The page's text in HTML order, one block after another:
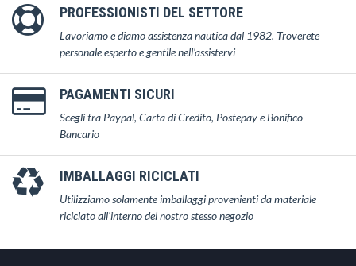
PROFESSIONISTI DEL SETTORE
Lavoriamo e diamo assistenza nautica dal 1982. Troverete
personale esperto e gentile nell'assistervi
PAGAMENTI SICURI
Scegli tra Paypal, Carta di Credito, Postepay e Bonifico
Bancario
IMBALLAGGI RICICLATI
Utilizziamo solamente imballaggi provenienti da materiale
riciclato all'interno del nostro stesso negozio